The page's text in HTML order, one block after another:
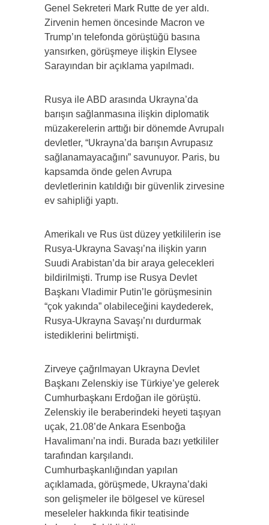
Genel Sekreteri Mark Rutte de yer aldı.
Zirvenin hemen öncesinde Macron ve
Trump’ın telefonda görüştüğü basına
yansırken, görüşmeye ilişkin Elysee
Sarayından bir açıklama yapılmadı.
Rusya ile ABD arasında Ukrayna’da
barışın sağlanmasına ilişkin diplomatik
müzakerelerin arttığı bir dönemde Avrupalı
devletler, “Ukrayna’da barışın Avrupasız
sağlanamayacağını” savunuyor. Paris, bu
kapsamda önde gelen Avrupa
devletlerinin katıldığı bir güvenlik zirvesine
ev sahipliği yaptı.
Amerikalı ve Rus üst düzey yetkililerin ise
Rusya-Ukrayna Savaşı’na ilişkin yarın
Suudi Arabistan’da bir araya gelecekleri
bildirilmişti. Trump ise Rusya Devlet
Başkanı Vladimir Putin’le görüşmesinin
“çok yakında” olabileceğini kaydederek,
Rusya-Ukrayna Savaşı’nı durdurmak
istediklerini belirtmişti.
Zirveye çağrılmayan Ukrayna Devlet
Başkanı Zelenskiy ise Türkiye’ye gelerek
Cumhurbaşkanı Erdoğan ile görüştü.
Zelenskiy ile beraberindeki heyeti taşıyan
uçak, 21.08’de Ankara Esenboğa
Havalimanı’na indi. Burada bazı yetkililer
tarafından karşılandı.
Cumhurbaşkanlığından yapılan
açıklamada, görüşmede, Ukrayna’daki
son gelişmeler ile bölgesel ve küresel
meseleler hakkında fikir teatisinde